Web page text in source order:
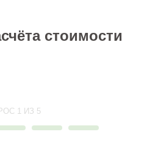
стоимости
1 ИЗ 5